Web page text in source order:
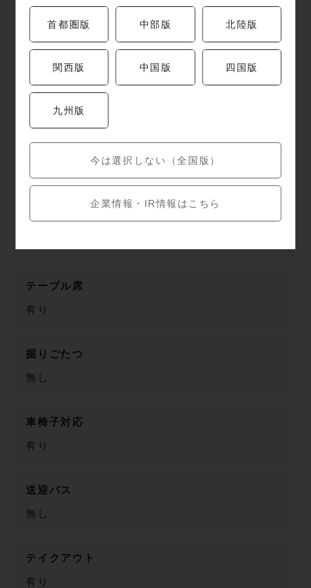
首都圏版 中部版 北陸版
関西版 中国版 四国版
九州版
今は選択しない（全国版）
企業情報・IR情報はこちら
※無料（平日2時間以内・土日祝日1時間以内 他
お買い上げ金額による）
お支払い方法
VISA、MasterCard、JCB、AMEX、DINERS、
銀聯カード、PayPay、アリペイ
43名様
個室
テーブル席
有り
掘りごたつ
無し
車椅子対応
有り
送迎バス
無し
テイクアウト
有り